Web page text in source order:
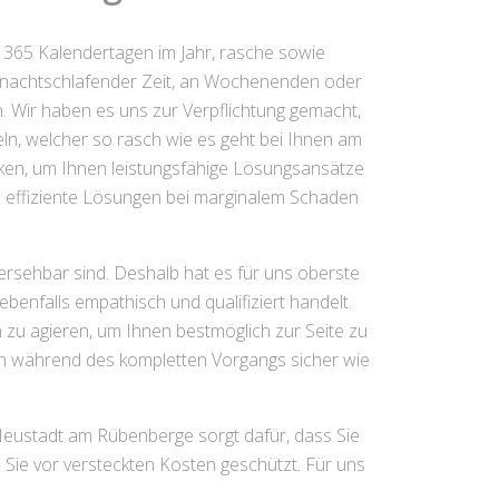
Kalendertagen im Jahr, rasche sowie
Zeit, an Wochenenden oder
haben es uns zur Verpflichtung gemacht,
welcher so rasch wie es geht bei Ihnen am
um Ihnen leistungsfähige Lösungsansätze
Lösungen bei marginalem Schaden
sind. Deshalb hat es für uns oberste
empathisch und qualifiziert handelt.
agieren, um Ihnen bestmöglich zur Seite zu
des kompletten Vorgangs sicher wie
am Rübenberge sorgt dafür, dass Sie
vor versteckten Kosten geschützt. Für uns